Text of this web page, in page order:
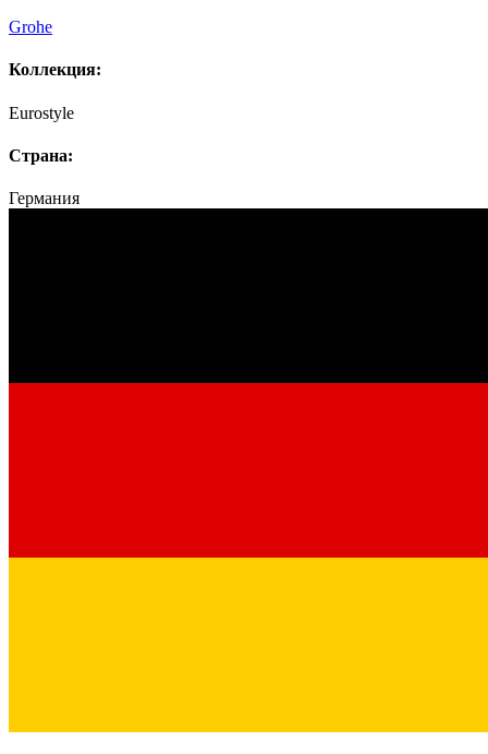
Grohe
Коллекция:
Eurostyle
Страна:
Германия